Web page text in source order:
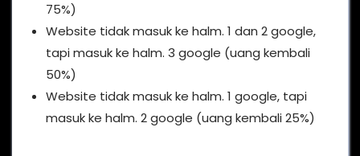
75%)
Website tidak masuk ke halm. 1 dan 2 google,
tapi masuk ke halm. 3 google (uang kembali
50%)
Website tidak masuk ke halm. 1 google, tapi
masuk ke halm. 2 google (uang kembali 25%)